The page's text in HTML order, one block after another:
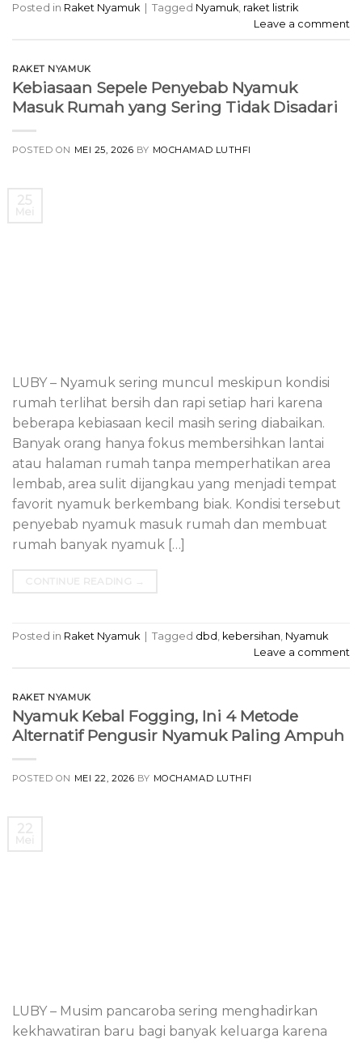
Posted in Raket Nyamuk Tagged Nyamuk raket listrik
Leave a comment
RAKET NYAMUK
Kebiasaan Sepele Penyebab Nyamuk
Masuk Rumah yang Sering Tidak Disadari
POSTED ON MEI 25, 2026 BY MOCHAMAD LUTHFI
LUBY – Nyamuk sering muncul meskipun kondisi
rumah terlihat bersih dan rapi setiap hari karena
beberapa kebiasaan kecil masih sering diabaikan.
Banyak orang hanya fokus membersihkan lantai
atau halaman rumah tanpa memperhatikan area
lembab, area sulit dijangkau yang menjadi tempat
favorit nyamuk berkembang biak. Kondisi tersebut
penyebab nyamuk masuk rumah dan membuat
rumah banyak nyamuk […]
Posted in Raket Nyamuk Tagged dbd , kebersihan, Nyamuk
Leave a comment
RAKET NYAMUK
Nyamuk Kebal Fogging, Ini 4 Metode
Alternatif Pengusir Nyamuk Paling Ampuh
POSTED ON MEI 22, 2026 BY MOCHAMAD LUTHFI
LUBY – Musim pancaroba sering menghadirkan
kekhawatiran baru bagi banyak keluarga karena